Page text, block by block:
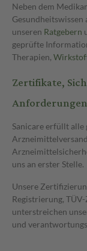
Neben dem
Gesundheitswissen
unseren Ratgebern
geprüfte
Therapien,
Zertifikate,
Anforderungen
Sanicare erfüllt alle
uns an erster Stelle.
Unsere
Registrierung,
unterstreichen
und